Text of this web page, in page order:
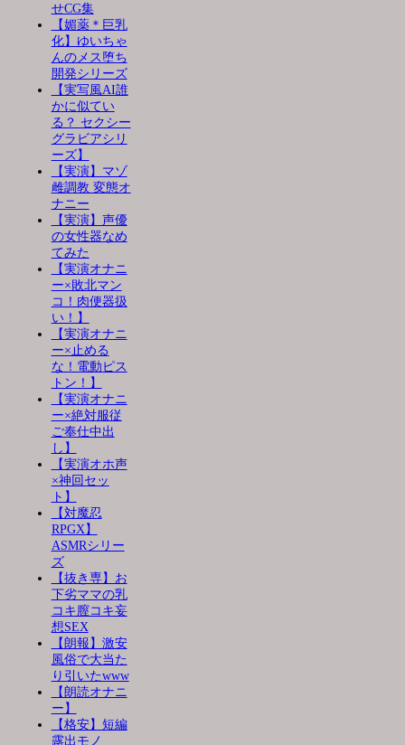
せCG集
【媚薬＊巨乳
化】ゆいちゃ
んのメス堕ち
開発シリーズ
【実写風AI誰
かに似てい
る？ セクシー
グラビアシリ
ーズ】
【実演】マゾ
雌調教 変態オ
ナニー
【実演】声優
の女性器なめ
てみた
【実演オナニ
ー×敗北マン
コ！肉便器扱
い！】
【実演オナニ
ー×止める
な！電動ピス
トン！】
【実演オナニ
ー×絶対服従
ご奉仕中出
し】
【実演オホ声
×神回セッ
ト】
【対魔忍
RPGX】
ASMRシリー
ズ
【抜き専】お
下劣ママの乳
コキ膣コキ妄
想SEX
【朗報】激安
風俗で大当た
り引いたwww
【朗読オナニ
ー】
【格安】短編
露出モノ